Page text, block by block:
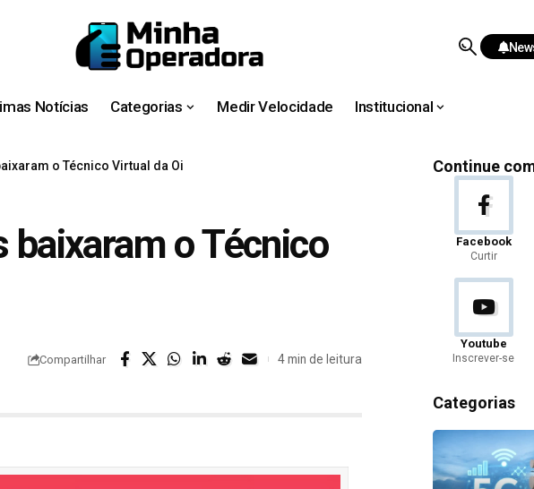
Notícias Categorias Medir Velocidade Institucional
o Técnico Virtual da Oi
o Técnico
Compartilhar 4 min de leitura
Continue
Facebook
Curtir
Youtube
Inscrever-se
Categorias